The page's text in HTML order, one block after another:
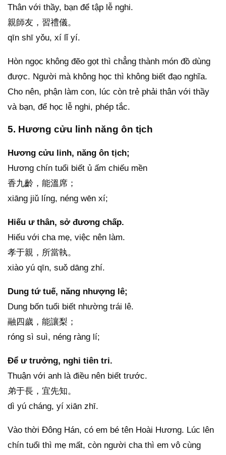
Thân với thầy, bạn để tập lễ nghi.
親師友，習禮儀。
qīn shī yǒu, xí lǐ yí.
Hòn ngọc không đẽo gọt thì chẳng thành món đồ dùng
được. Người mà không học thì không biết đạo nghĩa.
Cho nên, phận làm con, lúc còn trẻ phải thân với thầy
và bạn, để học lễ nghi, phép tắc.
5. Hương cửu linh năng ôn tịch
Hương cửu linh, năng ôn tịch;
Hương chín tuổi biết ủ ấm chiếu mền
香九齡，能溫席；
xiāng jiǔ líng, néng wēn xí;
Hiếu ư thân, sở đương chấp.
Hiếu với cha mẹ, việc nên làm.
孝于親，所當執。
xiào yú qīn, suǒ dāng zhí.
Dung tứ tuế, năng nhượng lê;
Dung bốn tuổi biết nhường trái lê.
融四歲，能讓梨；
róng sì suì, néng ràng lí;
Để ư trưởng, nghi tiên tri.
Thuận với anh là điều nên biết trước.
弟于長，宜先知。
dì yú cháng, yí xiān zhī.
Vào thời Đông Hán, có em bé tên Hoài Hương. Lúc lên
chín tuổi thì mẹ mất, còn người cha thì em vô cùng